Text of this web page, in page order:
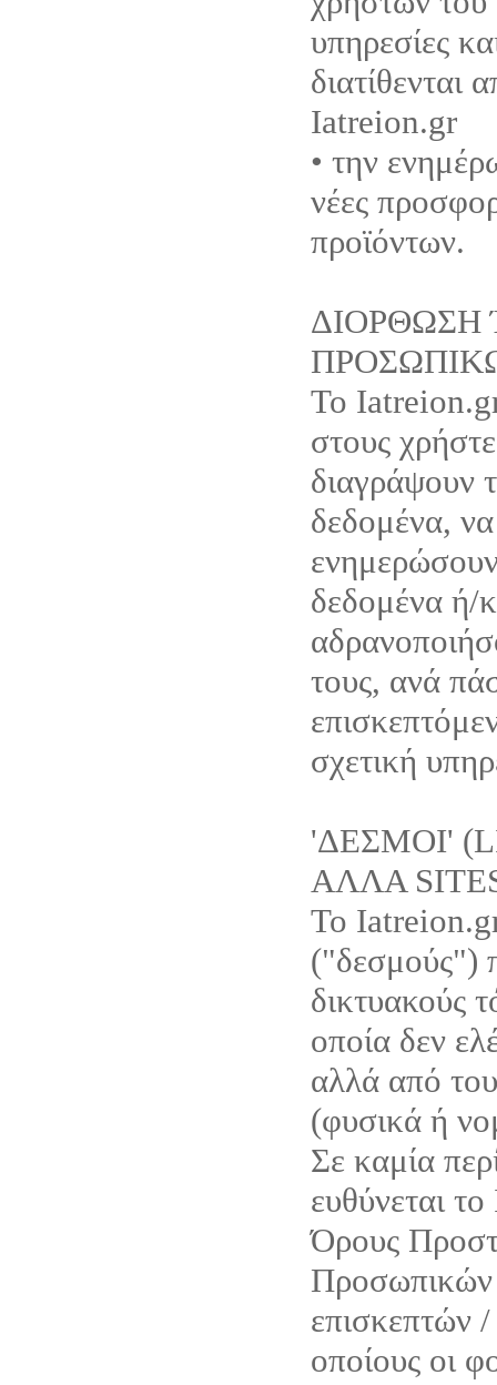
υπηρεσίες
διατίθενται
Iatreion.gr
• την
νέες
προϊόντων.
ΔΙΟΡΘΩΣΗ
Το Iatreion.gr
στους
διαγράψουν
δεδομένα,
δεδομένα ή/
τους, ανά
σχετική
'ΔΕΣΜΟΙ'
ΑΛΛΑ
Το
("δεσμούς")
δικτυακούς
οποία δεν
αλλά από
(φυσικά ή
Σε καμία
ευθύνεται
Όρους
επισκεπτών
οποίους οι